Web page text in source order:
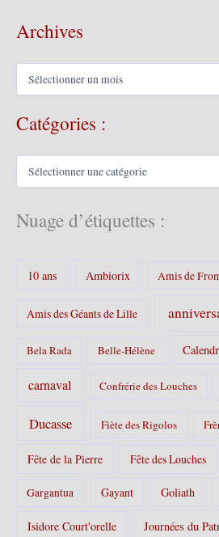
Archives
A
h
s
Catégories :
C
é
g
Nuage d’étiquettes :
10 ans Ambiorix Amis de
Amis des Géants de Lille
Bela Rada Belle-Hélène
carnaval Confrérie des Louches
Ducasse Fiète des Rigolos
Fête de la Pierre Fête des Louches
Gargantua Gayant Goliath
Isidore Court'orelle Journées du